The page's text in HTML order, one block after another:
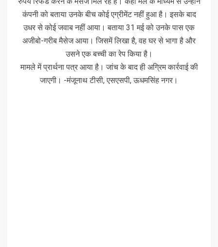
कंपनी को बताया उनके बीच कोई एग्रीमेंट नहीं हुआ है। इसके बाद
उधर से कोई जवाब नहीं आया। बताया 31 मई को उनके पास एक
अजीबो-गरीब मैसेज आया। जिसमें लिखा है, वह घर से भागा है और
उसने एक बच्ची का रेप किया है।
मामले में प्रार्थना पत्र आया है। जांच के बाद ही अग्रिम कार्रवाई की
जाएगी। -मंजूनाथ टीसी, एसएसपी, ऊधमसिंह नगर।